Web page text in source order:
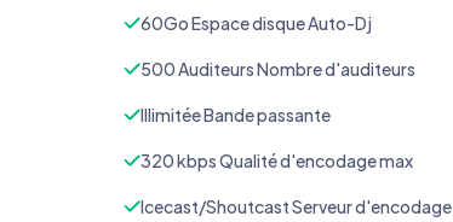
60Go Espace disque Auto-Dj
500 Auditeurs Nombre d'auditeurs
Illimitée Bande passante
320 kbps Qualité d'encodage max
Icecast/Shoutcast Serveur d'encodage